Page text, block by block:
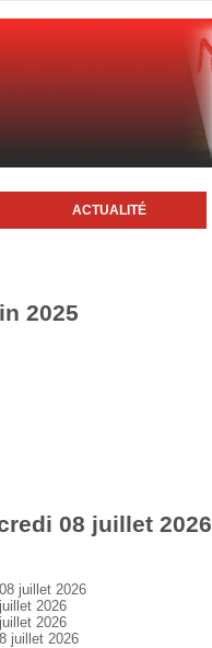
ACTUALITÉ
2025
08 juillet 2026
juillet 2026
2026
2026
juillet 2026